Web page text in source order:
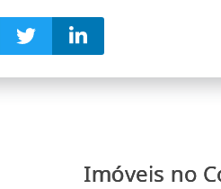
Imóveis no